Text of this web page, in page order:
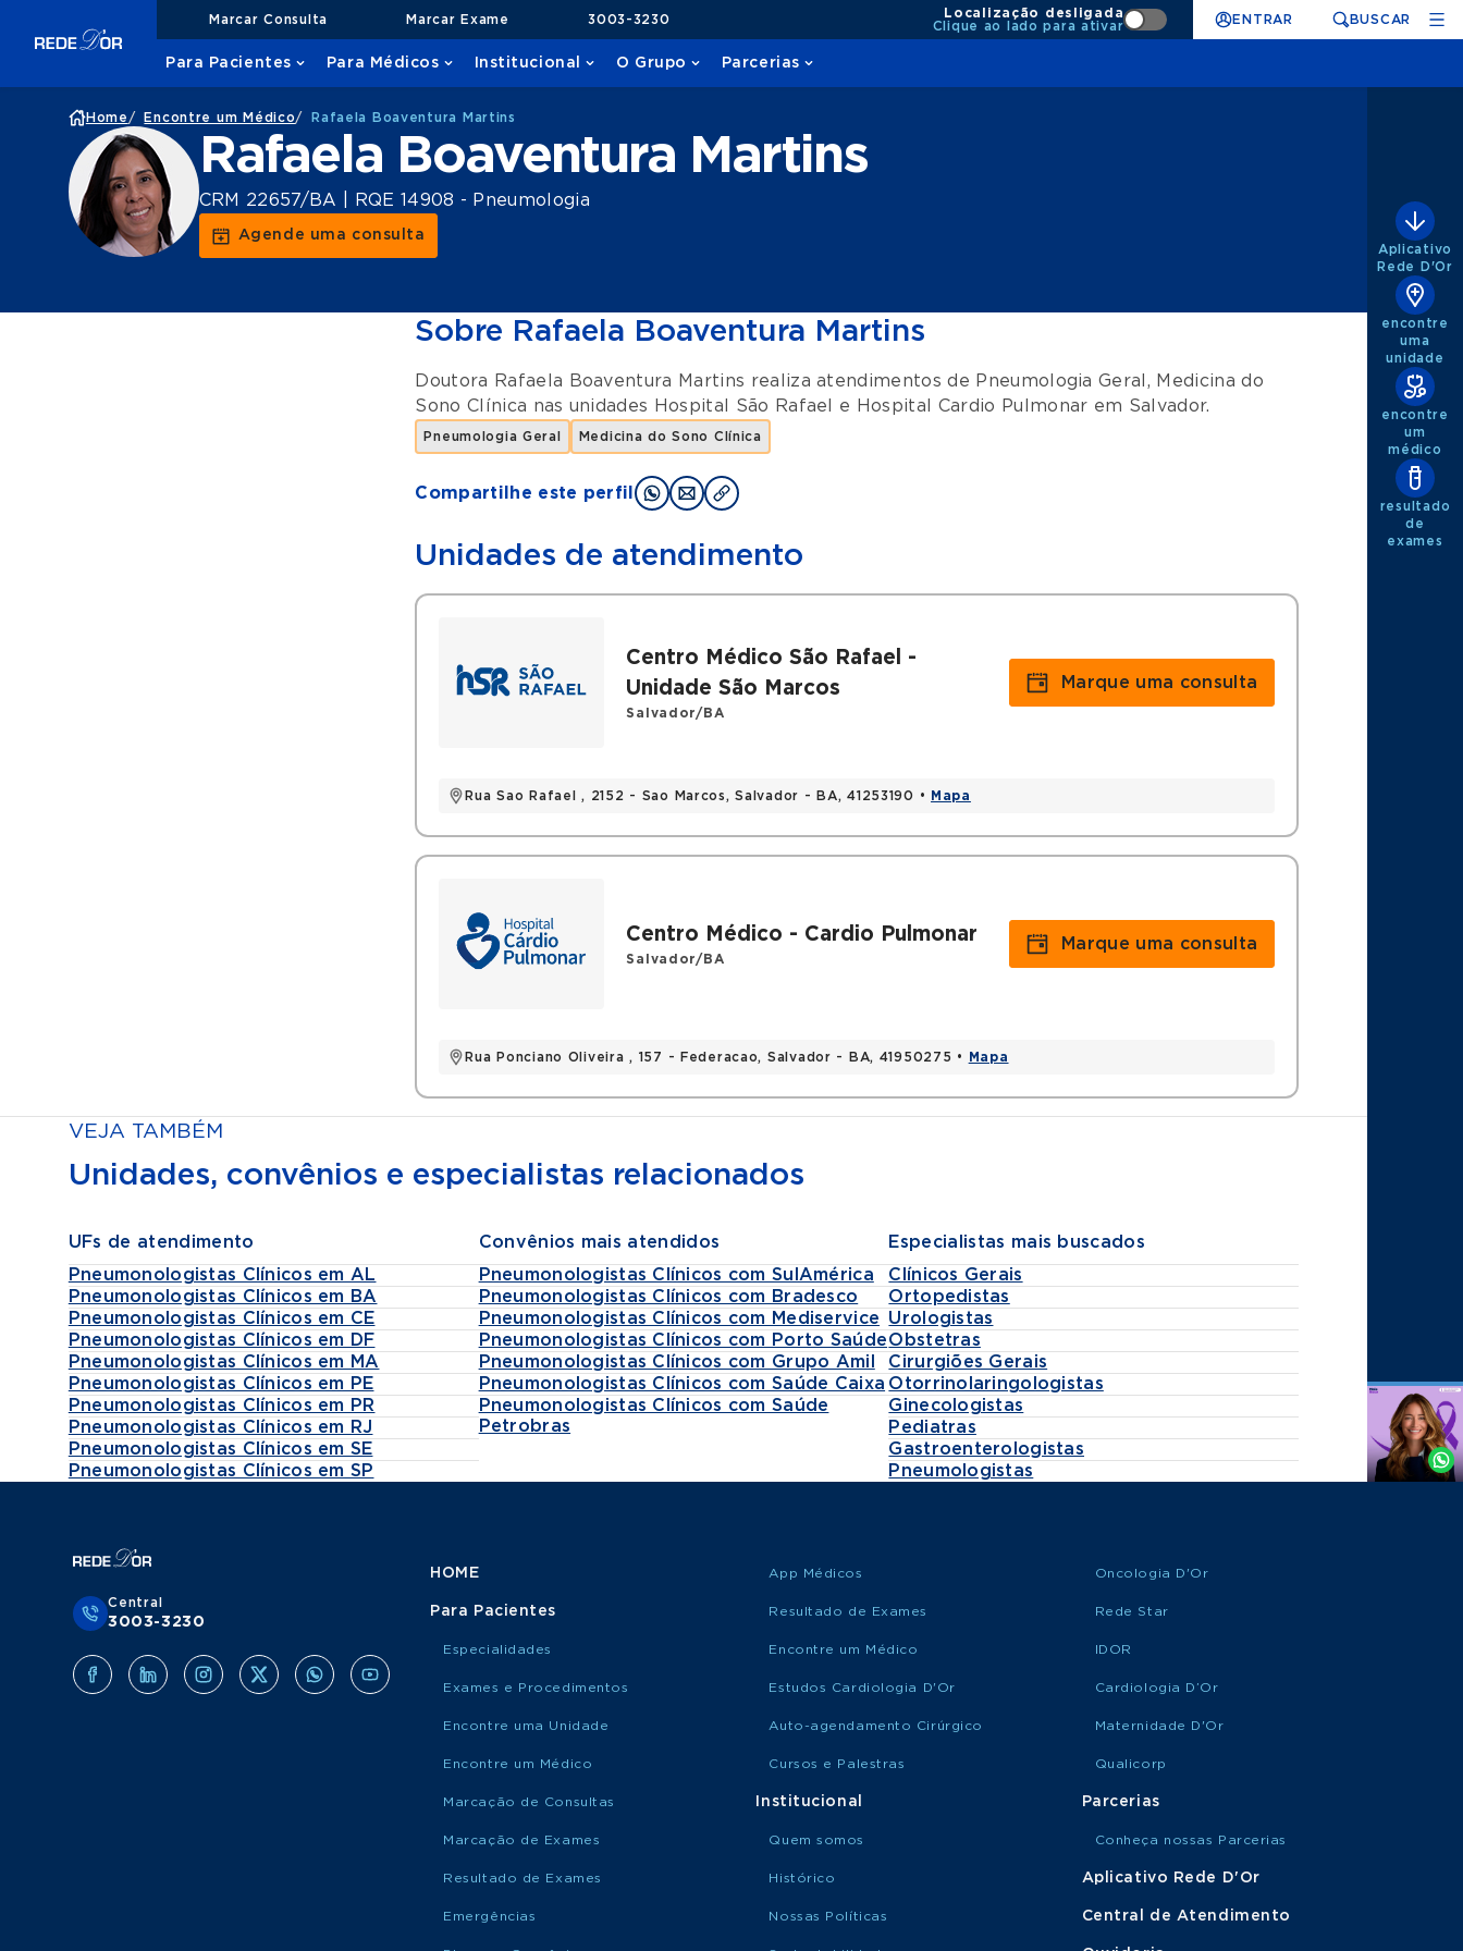
Marcar Consulta Marcar Exame 3003-3230
Localização desligada
Clique ao lado para ativar
ENTRAR BUSCAR
Para Pacientes Para Médicos Institucional O Grupo Parcerias
Home / Encontre um Médico/ Rafaela Boaventura Martins
Rafaela Boaventura Martins
CRM 22657/BA | RQE 14908 - Pneumologia
Agende uma consulta
Sobre Rafaela Boaventura Martins
Doutora Rafaela Boaventura Martins realiza atendimentos de Pneumologia Geral , Medicina do
Sono Clínica nas unidades Hospital São Rafael e Hospital Cardio Pulmonar em Salvador.
Pneumologia Geral Medicina do Sono Clínica
Compartilhe este perfil
Unidades de atendimento
Centro Médico São Rafael -
Unidade São Marcos
Salvador/BA
Rua Sao Rafael , 2152 - Sao Marcos, Salvador - BA, 41253190 • Mapa
Marque uma consulta
Centro Médico - Cardio Pulmonar
Salvador/BA
Rua Ponciano Oliveira , 157 - Federacao, Salvador - BA, 41950275 • Mapa
Marque uma consulta
VEJA TAMBÉM
Unidades, convênios e especialistas relacionados
UFs de atendimento
Pneumonologistas Clínicos em AL
Pneumonologistas Clínicos em BA
Pneumonologistas Clínicos em CE
Pneumonologistas Clínicos em DF
Pneumonologistas Clínicos em MA
Pneumonologistas Clínicos em PE
Pneumonologistas Clínicos em PR
Pneumonologistas Clínicos em RJ
Pneumonologistas Clínicos em SE
Pneumonologistas Clínicos em SP
Convênios mais atendidos
Pneumonologistas Clínicos com SulAmérica
Pneumonologistas Clínicos com Bradesco
Pneumonologistas Clínicos com Mediservice
Pneumonologistas Clínicos com Porto Saúde
Pneumonologistas Clínicos com Grupo Amil
Pneumonologistas Clínicos com Saúde Caixa
Pneumonologistas Clínicos com Saúde
Petrobras
Especialistas mais buscados
Clínicos Gerais
Ortopedistas
Urologistas
Obstetras
Cirurgiões Gerais
Otorrinolaringologistas
Ginecologistas
Pediatras
Gastroenterologistas
Pneumologistas
Aplicativo
Rede D'Or
encontre
uma
unidade
encontre
um
médico
resultado
de
exames
Agende
Whatsapp
Central
3003-3230
HOME
Para Pacientes
Especialidades
Exames e Procedimentos
Encontre uma Unidade
Encontre um Médico
Marcação de Consultas
Marcação de Exames
Resultado de Exames
Emergências
App Médicos
Resultado de Exames
Encontre um Médico
Estudos Cardiologia D'Or
Auto-agendamento Cirúrgico
Cursos e Palestras
Institucional
Quem somos
Histórico
Nossas Políticas
Oncologia D'Or
Rede Star
IDOR
Cardiologia D’Or
Maternidade D'Or
Qualicorp
Parcerias
Conheça nossas Parcerias
Aplicativo Rede D'Or
Central de Atendimento